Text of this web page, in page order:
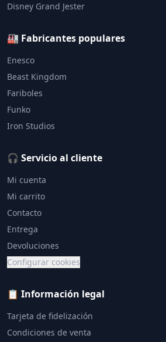
Disney Grand Jester
🏭 Fabricantes populares
Enesco
Beast Kingdom
Fariboles
Funko
Iron Studios
🎧 Servicio al cliente
Mi cuenta
Mi carrito
Contacto
Entrega
Devoluciones
Configurar cookies
📋 Información legal
Tarjeta de fidelización
Condiciones de venta